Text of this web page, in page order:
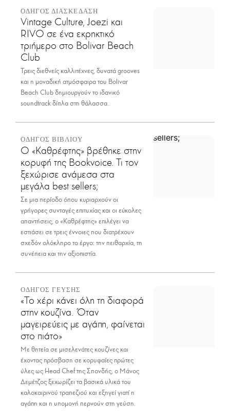
ΟΔΗΓΟΣ ΔΙΑΣΚΕΔΑΣΗ
Vintage Culture, Joezi και
RIVO σε ένα εκρηκτικό
τριήμερο στο Bolivar Beach
Club
Τρεις διεθνείς καλλιτέχνες, δυνατά grooves
και η μοναδική ατμόσφαιρα του Bolivar
Beach Club δημιουργούν το ιδανικό
soundtrack δίπλα στη θάλασσα.
ΟΔΗΓΟΣ ΒΙΒΛΙΟΥ
Ο «Καθρέφτης» βρέθηκε στην
κορυφή της Bookvoice. Τι τον
ξεχώρισε ανάμεσα στα
μεγάλα best sellers;
Σε μια περίοδο όπου κυριαρχούν οι
γρήγορες συνταγές επιτυχίας και οι εύκολες
απαντήσεις, ο «Καθρέφτης» επιλέγει να
εστιάσει σε τρεις έννοιες που διατρέχουν
σχεδόν ολόκληρο το έργο: την πειθαρχία, τη
συνέπεια και την αξιοπιστία.
ΟΔΗΓΟΣ ΓΕΥΣΗΣ
«Το χέρι κάνει όλη τη διαφορά
στην κουζίνα. Όταν
μαγειρεύεις με αγάπη, φαίνεται
στο πιάτο»
Με θητεία σε μισελενάτες κουζίνες και
έχοντας πρόσβαση σε κορυφαίες πρώτες
ύλες ως Head Chef της Σπονδής, ο Μάνος
Δεμέτζος ξεχωρίζει τα βασικά υλικά του
καλοκαιρινού τραπεζιού και εξηγεί γιατί η
αγάπη και η υπομονή περνούν στη γεύση.